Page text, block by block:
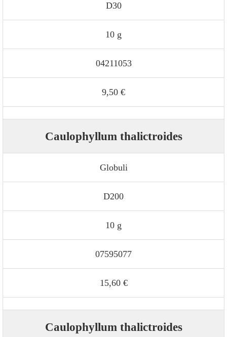
D30
10 g
04211053
9,50 €
Caulophyllum thalictroides
Globuli
D200
10 g
07595077
15,60 €
Caulophyllum thalictroides